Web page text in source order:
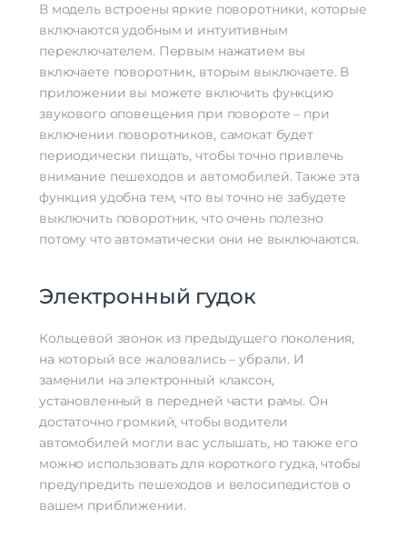
В модель встроены яркие поворотники, которые
включаются удобным и интуитивным
переключателем. Первым нажатием вы
включаете поворотник, вторым выключаете. В
приложении вы можете включить функцию
звукового оповещения при повороте – при
включении поворотников, самокат будет
периодически пищать, чтобы точно привлечь
внимание пешеходов и автомобилей. Также эта
функция удобна тем, что вы точно не забудете
выключить поворотник, что очень полезно
потому что автоматически они не выключаются.
Электронный гудок
Кольцевой звонок из предыдущего поколения,
на который все жаловались – убрали. И
заменили на электронный клаксон,
установленный в передней части рамы. Он
достаточно громкий, чтобы водители
автомобилей могли вас услышать, но также его
можно использовать для короткого гудка, чтобы
предупредить пешеходов и велосипедистов о
вашем приближении.